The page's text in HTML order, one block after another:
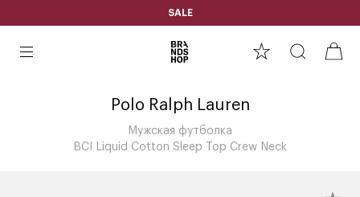
SALE
Polo Ralph Lauren
Мужская футболка
BCI Liquid Cotton Sleep Top Crew Neck